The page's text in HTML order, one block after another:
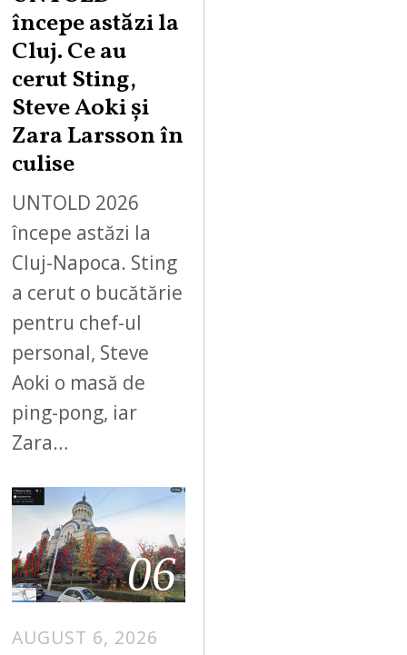
începe astăzi la
Cluj. Ce au
cerut Sting,
Steve Aoki și
Zara Larsson în
culise
UNTOLD 2026
începe astăzi la
Cluj-Napoca. Sting
a cerut o bucătărie
pentru chef-ul
personal, Steve
Aoki o masă de
ping-pong, iar
Zara…
06
AUGUST 6, 2026